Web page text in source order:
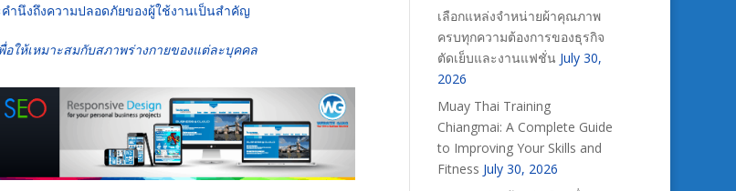
ำนึงถึงความปลอดภัยของผู้ใช้งานเป็นสำคัญ
ให้เหมาะสมกับสภาพร่างกายของแต่ละบุคคล
เลือกแหล่งจำหน่ายผ้าคุณภาพ
ครบทุกความต้องการของธุรกิจ
ตัดเย็บและงานแฟชั่น July 30,
2026
Muay Thai Training
Chiangmai: A Complete Guide
to Improving Your Skills and
Fitness July 30, 2026